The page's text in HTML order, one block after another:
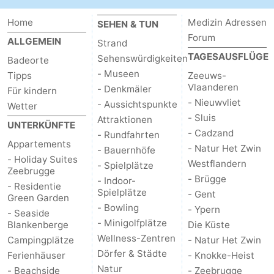
Zwin
Heist
Zeebrugge
-
Wenduine
-
De
Haan
-
Bredene
-
Ostende
-
Middelkerke
-
Westende
Wetter
Kontakt
Home
ALLGEMEIN
Badeorte
Tipps
Für kindern
Wetter
UNTERKÜNFTE
Appartements
- Holiday Suites
Zeebrugge
- Residentie
Green Garden
- Seaside
Blankenberge
Campingplätze
Ferienhäuser
- Beachside
SEHEN & TUN
Strand
Sehenswürdigkeiten
- Museen
- Denkmäler
- Aussichtspunkte
Attraktionen
- Rundfahrten
- Bauernhöfe
- Spielplätze
- Indoor-
Spielplätze
- Bowling
- Minigolfplätze
Wellness-Zentren
Dörfer & Städte
Natur
Medizin Adressen
Forum
TAGESAUSFLÜGE
Zeeuws-
Vlaanderen
- Nieuwvliet
- Sluis
- Cadzand
- Natur Het Zwin
Westflandern
- Brügge
- Gent
- Ypern
Die Küste
- Natur Het Zwin
- Knokke-Heist
- Zeebrugge